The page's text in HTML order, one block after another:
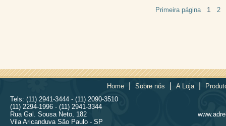
Primeira página 1 2
Home Sobre nós A Loja
Tels: (11) 2941-3444 - (11) 2090-3510
(11) 2294-1996 - (11) 2941-3344
Rua Gal. Sousa Neto, 182
Vila Aricanduva São Paulo - SP